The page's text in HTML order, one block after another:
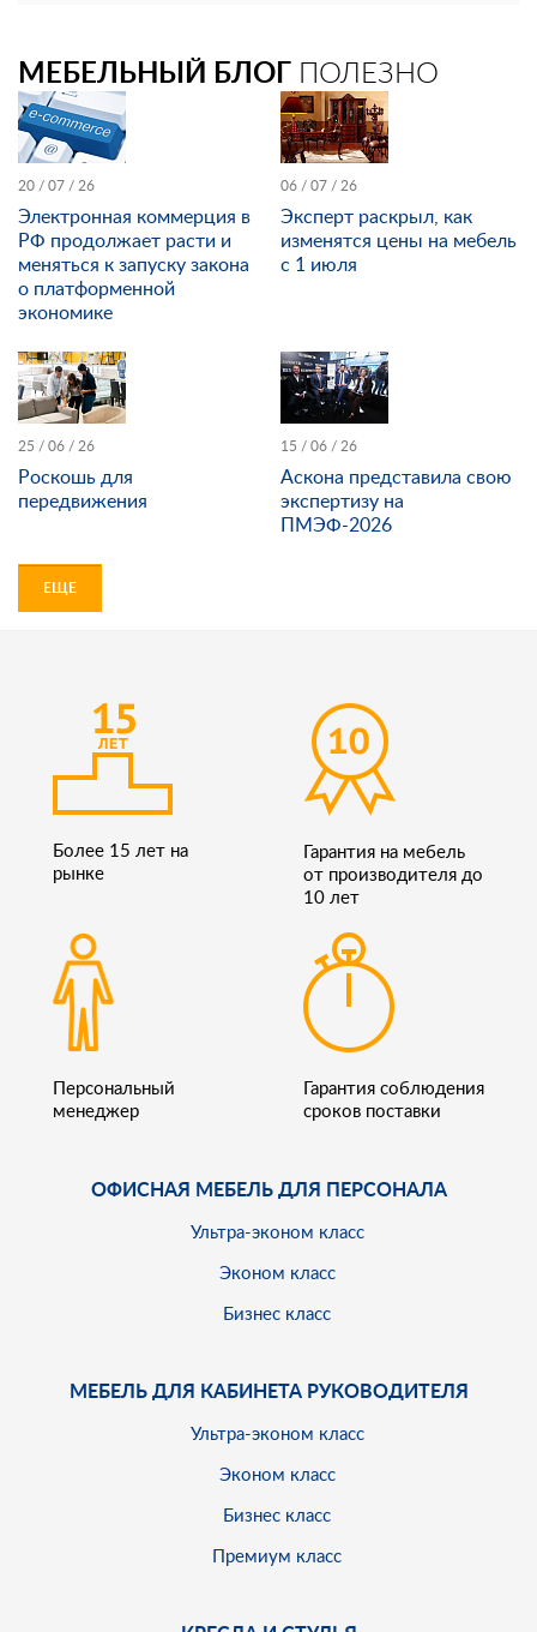
МЕБЕЛЬНЫЙ БЛОГ ПОЛЕЗНО
20 / 07 / 26
Электронная коммерция в
РФ продолжает расти и
меняться к запуску закона
о платформенной
экономике
06 / 07 / 26
Эксперт раскрыл, как
изменятся цены на мебель
с 1 июля
25 / 06 / 26
Роскошь для
передвижения
15 / 06 / 26
Аскона представила свою
экспертизу на
ПМЭФ-2026
ЕЩЕ
Более 15 лет на
рынке
Гарантия на мебель
от производителя до
10 лет
Персональный
менеджер
Гарантия соблюдения
сроков поставки
ОФИСНАЯ МЕБЕЛЬ ДЛЯ ПЕРСОНАЛА
Ультра-эконом класс
Эконом класс
Бизнес класс
МЕБЕЛЬ ДЛЯ КАБИНЕТА РУКОВОДИТЕЛЯ
Ультра-эконом класс
Эконом класс
Бизнес класс
Премиум класс